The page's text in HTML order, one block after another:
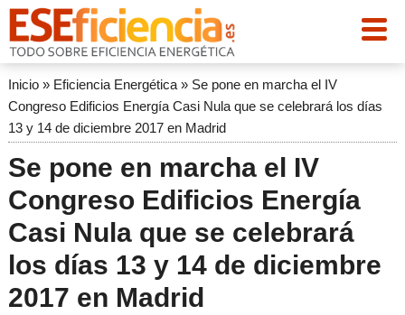
Inicio» Eficiencia Energética» Se pone en marcha el IV
Congreso Edificios Energía Casi Nula que se celebrará los días
13 y 14 de diciembre 2017 en Madrid
Se pone en marcha el IV
Congreso Edificios Energía
Casi Nula que se celebrará
los días 13 y 14 de diciembre
2017 en Madrid